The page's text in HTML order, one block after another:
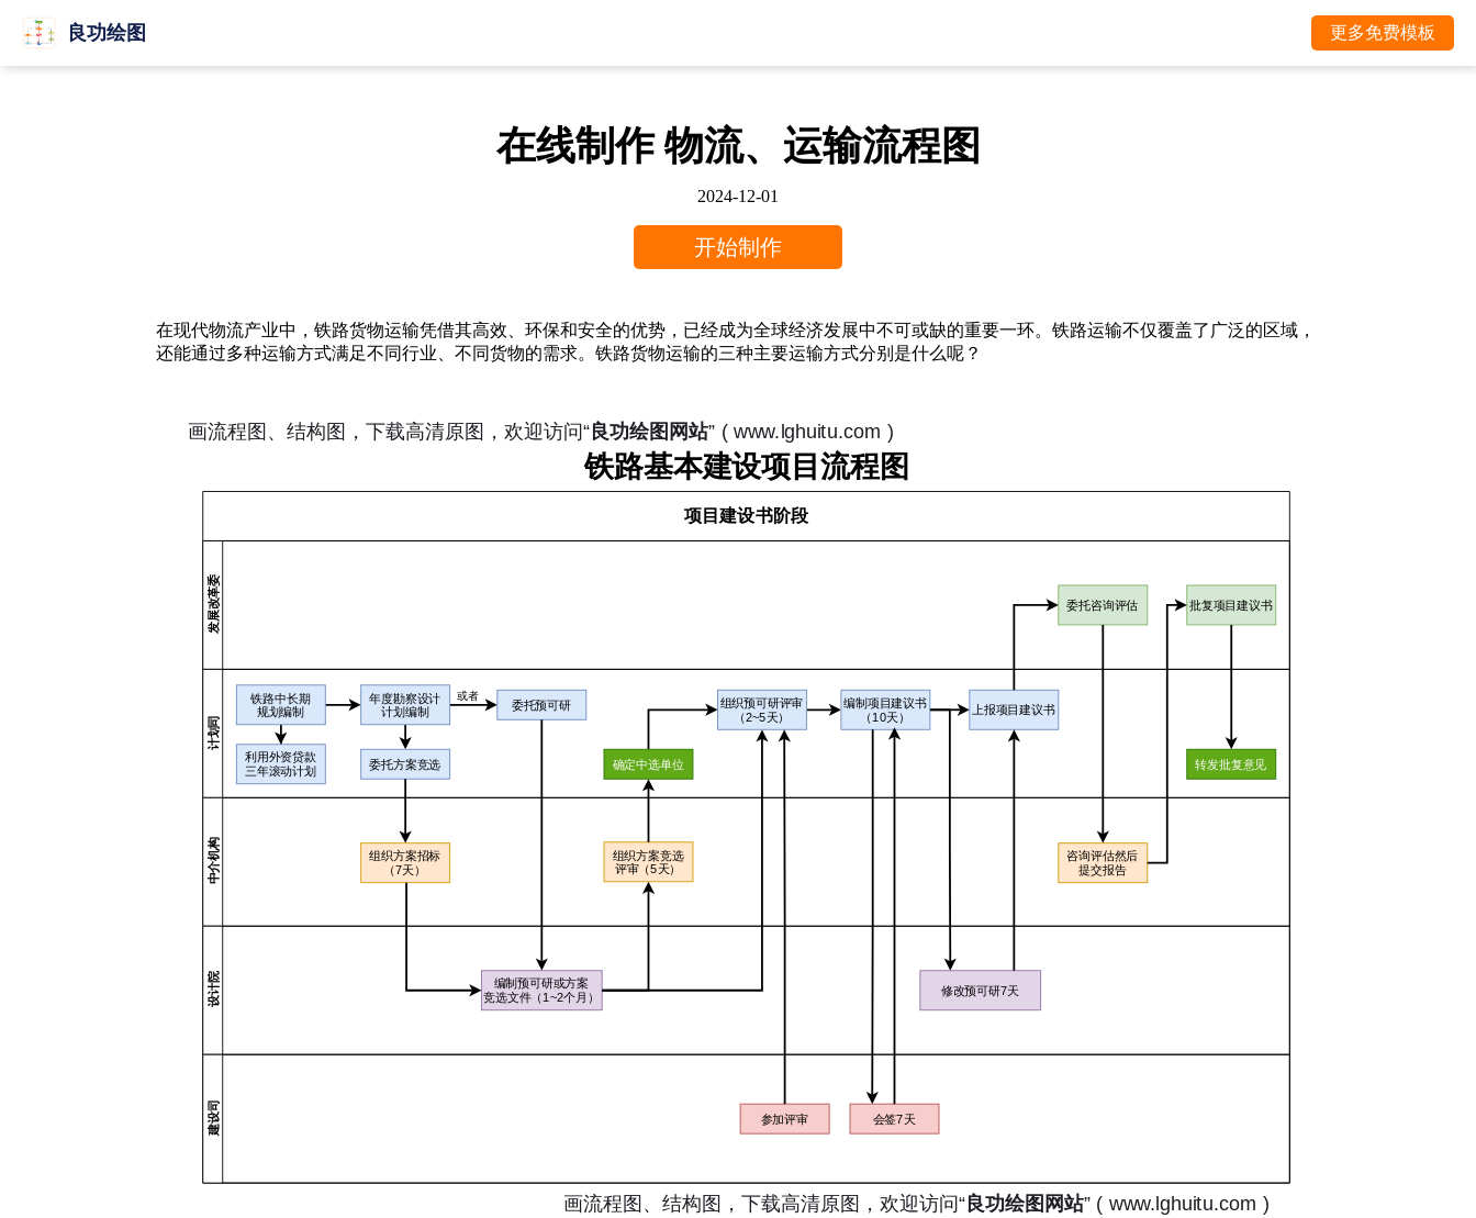
良功绘图 更多免费模板
在线制作 物流、运输流程图
2024-12-01
开始制作
在现代物流产业中，铁路货物运输凭借其高效、环保和安全的优势，已经成为全球经济发展中不可或缺的重要一环。铁路运输不仅覆盖了广泛的区域，
还能通过多种运输方式满足不同行业、不同货物的需求。铁路货物运输的三种主要运输方式分别是什么呢？